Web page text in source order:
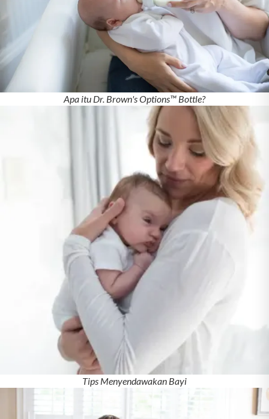
Apa itu Dr. Brown's Options™ Bottle?
Tips Menyendawakan Bayi